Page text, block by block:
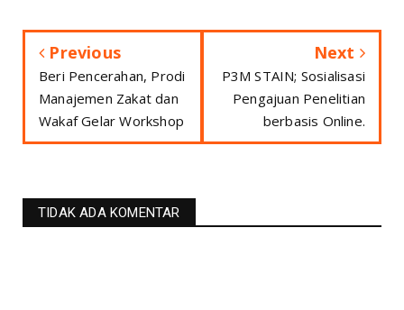
Previous
Beri Pencerahan, Prodi
Manajemen Zakat dan
Wakaf Gelar Workshop
Next
P3M STAIN; Sosialisasi
Pengajuan Penelitian
berbasis Online.
TIDAK ADA KOMENTAR